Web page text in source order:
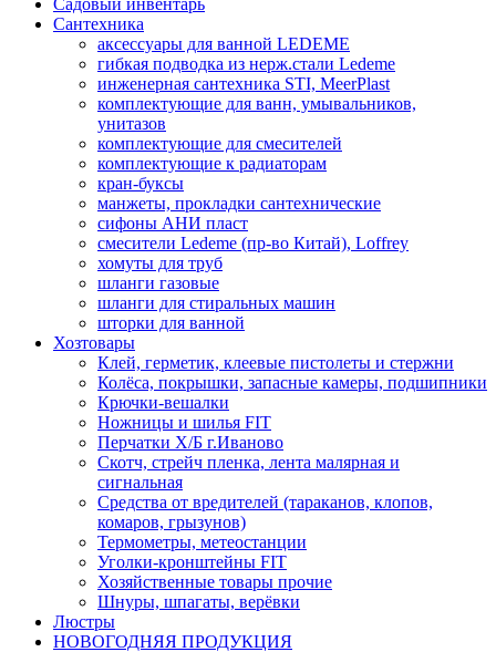
Сантехника
аксессуары для ванной LEDEME
гибкая подводка из нерж.стали Ledeme
инженерная сантехника STI, MeerPlast
комплектующие для ванн, умывальников,
унитазов
комплектующие для смесителей
комплектующие к радиаторам
кран-буксы
манжеты, прокладки сантехнические
сифоны АНИ пласт
смесители Ledeme (пр-во Китай), Loffrey
хомуты для труб
шланги газовые
шланги для стиральных машин
шторки для ванной
Хозтовары
Клей, герметик, клеевые пистолеты и стержни
Колёса, покрышки, запасные камеры, подшипники
Крючки-вешалки
Ножницы и шилья FIT
Перчатки Х/Б г.Иваново
Скотч, стрейч пленка, лента малярная и
сигнальная
Средства от вредителей (тараканов, клопов,
комаров, грызунов)
Термометры, метеостанции
Уголки-кронштейны FIT
Хозяйственные товары прочие
Шнуры, шпагаты, верёвки
Люстры
НОВОГОДНЯЯ ПРОДУКЦИЯ